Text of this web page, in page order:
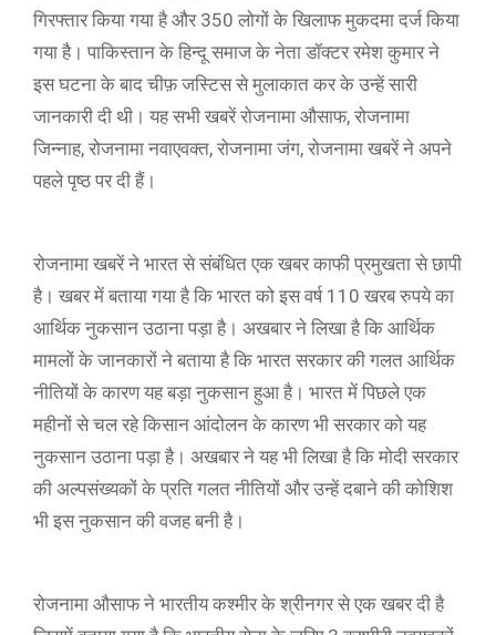
गिरफ्तार किया गया है और 350 लोगों के खिलाफ मुकदमा दर्ज किया
गया है। पाकिस्तान के हिन्दू समाज के नेता डॉक्टर रमेश कुमार ने
इस घटना के बाद चीफ़ जस्टिस से मुलाकात कर के उन्हें सारी
जानकारी दी थी। यह सभी खबरें रोजनामा औसाफ, रोजनामा
जिन्नाह, रोजनामा नवाएवक्त, रोजनामा जंग, रोजनामा खबरें ने अपने
पहले पृष्ठ पर दी हैं।
रोजनामा खबरें ने भारत से संबंधित एक खबर काफी प्रमुखता से छापी
है। खबर में बताया गया है कि भारत को इस वर्ष 110 खरब रुपये का
आर्थिक नुकसान उठाना पड़ा है। अखबार ने लिखा है कि आर्थिक
मामलों के जानकारों ने बताया है कि भारत सरकार की गलत आर्थिक
नीतियों के कारण यह बड़ा नुकसान हुआ है। भारत में पिछले एक
महीनों से चल रहे किसान आंदोलन के कारण भी सरकार को यह
नुकसान उठाना पड़ा है। अखबार ने यह भी लिखा है कि मोदी सरकार
की अल्पसंख्यकों के प्रति गलत नीतियों और उन्हें दबाने की कोशिश
भी इस नुकसान की वजह बनी है।
रोजनामा औसाफ ने भारतीय कश्मीर के श्रीनगर से एक खबर दी है